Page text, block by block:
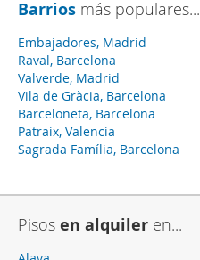
Barrios más populares...
Embajadores, Madrid
Raval, Barcelona
Valverde, Madrid
Vila de Gràcia, Barcelona
Barceloneta, Barcelona
Patraix, Valencia
Sagrada Família, Barcelona
Pisos en alquiler en...